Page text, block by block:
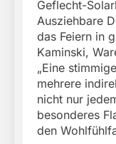
Geflecht-
Ausziehbare
das Feiern in
Kaminski,
„Eine
mehrere
nicht nur
besonderes
den